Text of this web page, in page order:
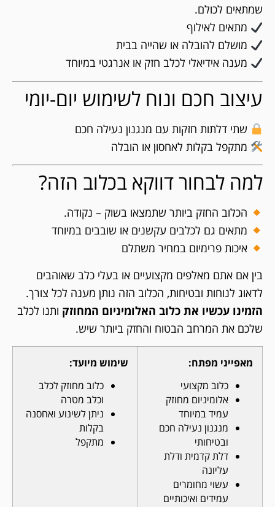
שמתאים לכולם.
מתאים לאילוף
מושלם להובלה או שהייה בבית
מענה אידיאלי לכלב חזק או אנרגטי במיוחד
עיצוב חכם ונוח לשימוש יום-יומי
שתי דלתות חזקות עם מנגנון נעילה חכם
מתקפל בקלות לאחסון או הובלה
למה לבחור דווקא בכלוב הזה?
הכלוב החזק ביותר שתמצאו בשוק – נקודה.
מתאים גם לכלבים עקשנים או שובבים במיוחד
איכות פרימיום במחיר משתלם
בין אם אתם מאלפים מקצועיים או בעלי כלב שאוהבים
לדאוג לנוחות ובטיחות, הכלוב הזה נותן מענה לכל צורך.
הזמינו עכשיו את כלוב האלומיניום המחוזק ותנו לכלב
שלכם את המרחב הבטוח והחזק ביותר שיש.
מאפייני מפתח:
כלוב מקצועי
אלומיניום מחוזק
עמיד במיוחד
מנגנון נעילה חכם
ובטיחותי
דלת קדמית ודלת
עליונה
עשוי מחומרים
עמידים ואיכותיים
שימוש מיועד:
כלוב מחוזק לכלב
וכלב מטרה
ניתן לשינוע ואחסנה
בקלות
מתקפל